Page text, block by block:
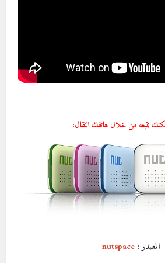
المصدر :nutspace